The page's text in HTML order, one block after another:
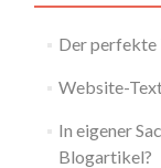
Der perfekte
Website-
In eigener
Blogartikel?